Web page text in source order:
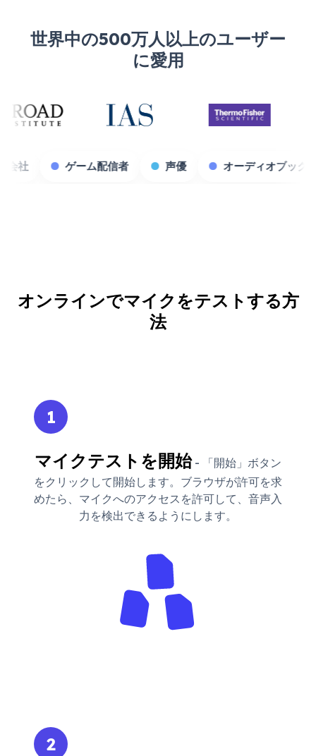
世界中の500万人以上のユーザー
に愛用
ンテンツ制作会社 ゲーム配信者 声優 オー
オンラインでマイクをテストする方
法
1
マイクテストを開始- 「開始」ボタン
をクリックして開始します。ブラウザが許可を求
めたら、マイクへのアクセスを許可して、音声入
力を検出できるようにします。
2